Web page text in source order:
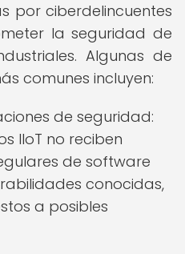
por ciberdelincuentes
la seguridad de
Algunas de
comunes incluyen:
de seguridad:
IIoT no reciben
de software
conocidas,
a posibles